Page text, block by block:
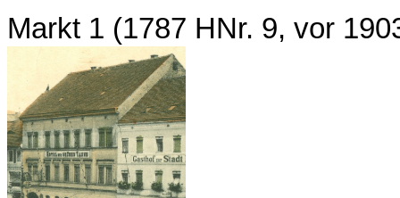
Markt 1 (1787 HNr. 9, vor